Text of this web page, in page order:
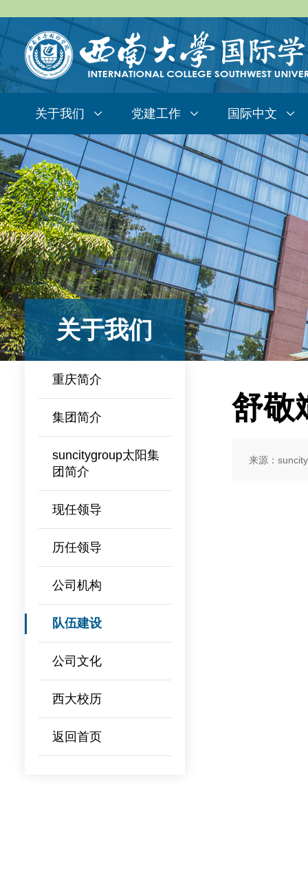
关于我们 党建工作 国际中文
关于我们
重庆简介
集团简介
​suncitygroup太阳集
团简介
现任领导
历任领导
公司机构
队伍建设
公司文化
西大校历
返回首页
舒敬
来源：